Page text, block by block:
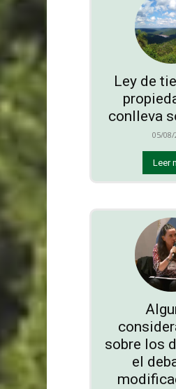
Ley de
conlleva
05/08/
Leer
sobre los
el